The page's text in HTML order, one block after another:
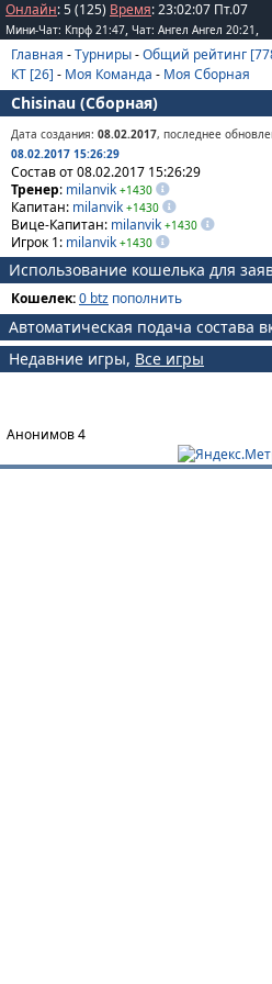
Онлайн: 5 (125) Время:23:02:07 Пт.07
Мини-Чат: Кпрф 21:47, Чат: Ангел Ангел 20:21 ,
Главная -Турниры-Общий рейтинг
КТ [26] - Моя Команда - Моя Сборная
Chisinau (Сборная)
Дата создания: 08.02.2017, последнее
08.02.2017 15:26:29
Состав от 08.02.2017 15:26:29
Тренер: milanvik +1430
Капитан: milanvik +1430
Вице-Капитан: milanvik +1430
Игрок 1: milanvik +1430
Использование кошелька для
Кошелек:0 btz пополнить
Автоматическая подача состава
Недавние игры, Все игры
Анонимов 4